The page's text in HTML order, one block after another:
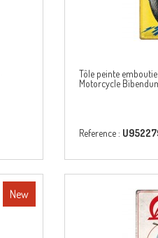
Tôle peinte
Motorcycle
Reference :
New